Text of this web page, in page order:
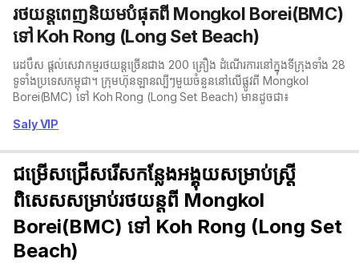
រថយន្តពេញនិយមបំផុតពី Mongkol Borei(BMC)
ទៅ Koh Rong (Long Set Beach)
រេដបឹស ផ្តល់សេវាកម្មរថយន្តច្រើនជាង 200 គ្រឿង ដំណើរការនៅក្នុងទីក្រុងទាំង 28
ទូទាំងប្រទេសកម្ពុជា។ ក្រុមហ៊ុនឡានល្បីៗមួយចំនួននៅលើផ្លូវពី Mongkol
Borei(BMC) ទៅ Koh Rong (Long Set Beach) មានដូចជា៖
Saly VIP
ជម្រើសជ្រើសរើសកន្លែងអង្គុយសម្រាប់ស្ត្រី
ពិសេសសម្រាប់រថយន្តពី Mongkol
Borei(BMC) ទៅ Koh Rong (Long Set
Beach)